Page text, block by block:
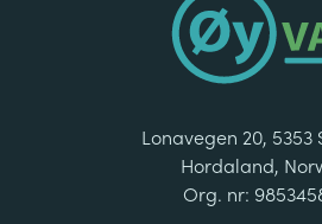
Lonavegen 20, 5353
Hordaland,
Org. nr: